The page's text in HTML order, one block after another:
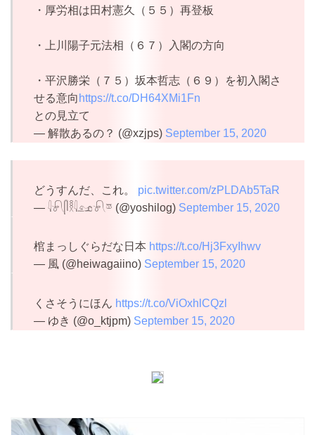
・厚労相は田村憲久（５５）再登板
・上川陽子元法相（６７）入閣の方向
・平沢勝栄（７５）坂本哲志（６９）を初入閣さ
せる意向 https://t.co/DH64XMi1Fn
との見立て
— 解散あるの？ (@xzjps) September 15, 2020
どうすんだ、これ。 pic.twitter.com/zPLDAb5TaR
— 𓇋𓍯𓋴𓎛𓇋𓃭𓍯𓎼 (@yoshilog) September 15, 2020
棺まっしぐらだな日本 https://t.co/Hj3FxyIhwv
— 風 (@heiwagaiino) September 15, 2020
くさそうにほん https://t.co/ViOxhlCQzl
— ゆき (@o_ktjpm) September 15, 2020